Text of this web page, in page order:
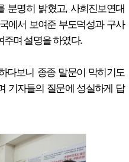
분명히 밝혔고, 사회진보연대
에서 보여준 부도덕성과 구사
주며 설명을 하였다.
다보니 종종 말문이 막히기도
기자들의 질문에 성실하게 답